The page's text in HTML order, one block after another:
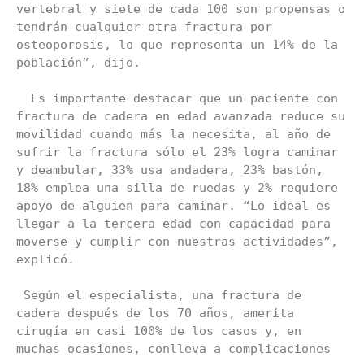
vertebral y siete de cada 100 son propensas o
tendrán cualquier otra fractura por
osteoporosis, lo que representa un 14% de la
población”, dijo.
fractura de cadera en edad avanzada reduce su
movilidad cuando más la necesita, al año de
sufrir la fractura sólo el 23% logra caminar
y deambular, 33% usa andadera, 23% bastón,
18% emplea una silla de ruedas y 2% requiere
apoyo de alguien para caminar. “Lo ideal es
llegar a la tercera edad con capacidad para
moverse y cumplir con nuestras actividades”,
explicó.
cadera después de los 70 años, amerita
cirugía en casi 100% de los casos y, en
muchas ocasiones, conlleva a complicaciones